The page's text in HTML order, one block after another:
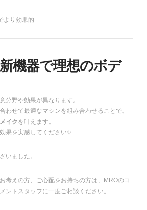
より効果的
機器で理想のボデ
分野や効果が異なります。
わせて最適なマシンを組み合わせることで、
イクを叶えます。
果を実感してください✨
いました。
考えの方、ご心配をお持ちの方は、MROのコ
ントスタッフに一度ご相談ください。